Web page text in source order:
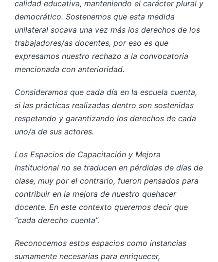
calidad educativa, manteniendo el carácter plural y
democrático. Sostenemos que esta medida
unilateral socava una vez más los derechos de los
trabajadores/as docentes, por eso es que
expresamos nuestro rechazo a la convocatoria
mencionada con anterioridad.
Consideramos que cada día en la escuela cuenta,
si las prácticas realizadas dentro son sostenidas
respetando y garantizando los derechos de cada
uno/a de sus actores.
Los Espacios de Capacitación y Mejora
Institucional no se traducen en pérdidas de días de
clase, muy por el contrario, fueron pensados para
contribuir en la mejora de nuestro quehacer
docente. En este contexto queremos decir que
“cada derecho cuenta”.
Reconocemos estos espacios como instancias
sumamente necesarias para enriquecer,